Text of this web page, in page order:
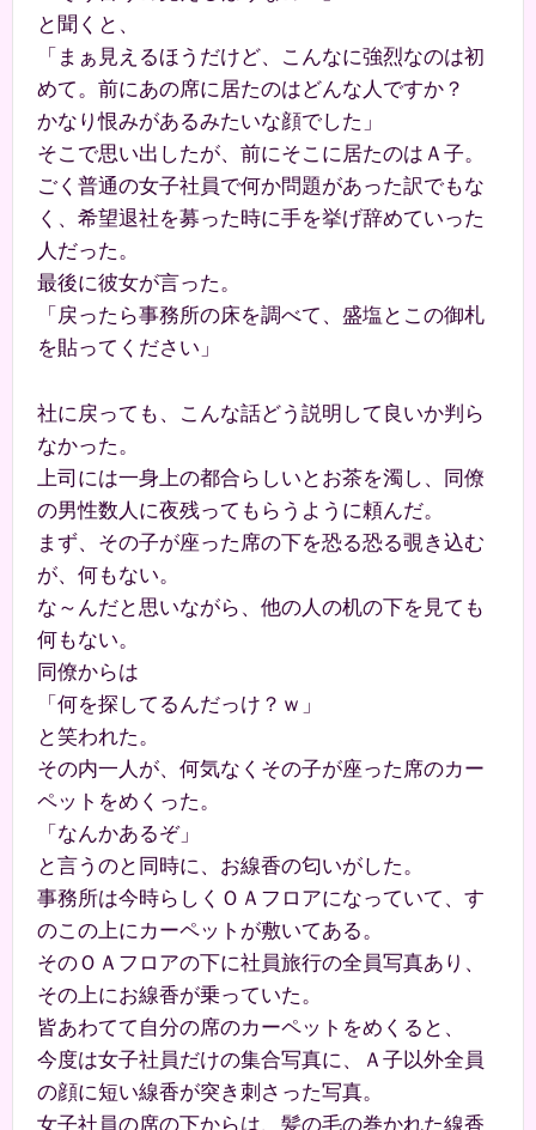
と聞くと、
「まぁ見えるほうだけど、こんなに強烈なのは初
めて。前にあの席に居たのはどんな人ですか？
かなり恨みがあるみたいな顔でした」
そこで思い出したが、前にそこに居たのはＡ子。
ごく普通の女子社員で何か問題があった訳でもな
く、希望退社を募った時に手を挙げ辞めていった
人だった。
最後に彼女が言った。
「戻ったら事務所の床を調べて、盛塩とこの御札
を貼ってください」
社に戻っても、こんな話どう説明して良いか判ら
なかった。
上司には一身上の都合らしいとお茶を濁し、同僚
の男性数人に夜残ってもらうように頼んだ。
まず、その子が座った席の下を恐る恐る覗き込む
が、何もない。
な～んだと思いながら、他の人の机の下を見ても
何もない。
同僚からは
「何を探してるんだっけ？ｗ」
と笑われた。
その内一人が、何気なくその子が座った席のカー
ペットをめくった。
「なんかあるぞ」
と言うのと同時に、お線香の匂いがした。
事務所は今時らしくＯＡフロアになっていて、す
のこの上にカーペットが敷いてある。
そのＯＡフロアの下に社員旅行の全員写真あり、
その上にお線香が乗っていた。
皆あわてて自分の席のカーペットをめくると、
今度は女子社員だけの集合写真に、Ａ子以外全員
の顔に短い線香が突き刺さった写真。
女子社員の席の下からは、髪の毛の巻かれた線香